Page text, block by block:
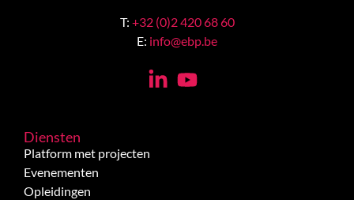
T: +32 (0)2 420 68 60
E: info@ebp.be
Diensten
Platform met projecten
Evenementen
Opleidingen